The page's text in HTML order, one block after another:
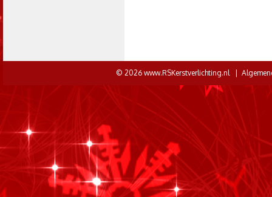
© 2026 www.RSKerstverlichting.nl |